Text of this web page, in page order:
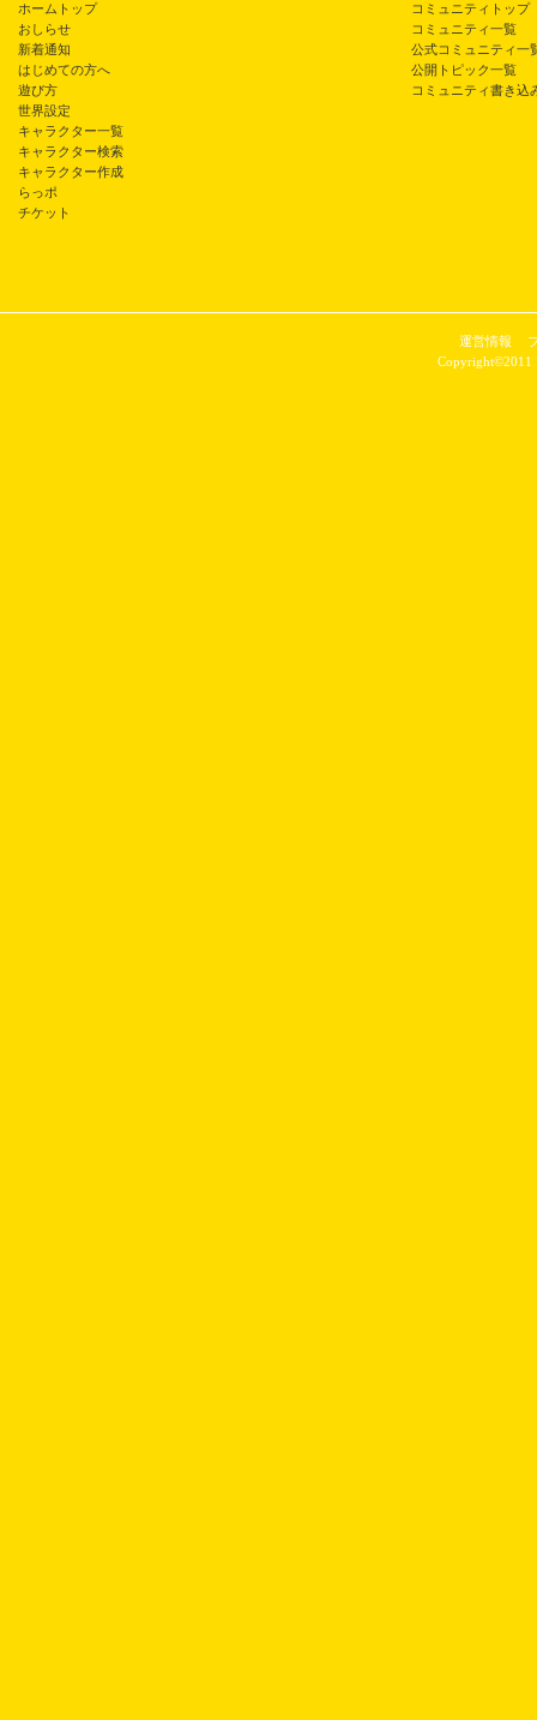
ホームトップ
おしらせ
新着通知
はじめての方へ
遊び方
世界設定
キャラクター一覧
キャラクター検索
キャラクター作成
らっポ
チケット
コミュニティトップ
コミュニティ一覧
公式コミュニティ一
公開トピック一覧
コミュニティ書き込
運営情報
Copyright©2011